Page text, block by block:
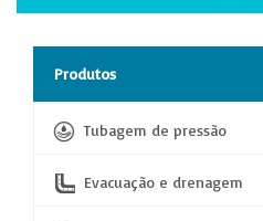
Produtos
Tubagem de pressão
Evacuação e drenagem